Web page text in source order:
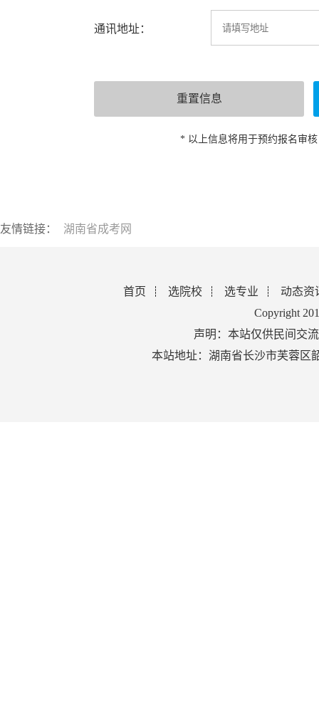
通讯地址：
* 以上信息将用于预约报名审
友情链接： 湖南省成考网
首页 选院校 选专业
动态资
Copyright
声明：本站仅供民间交
本站地址：湖南省长沙市芙蓉区